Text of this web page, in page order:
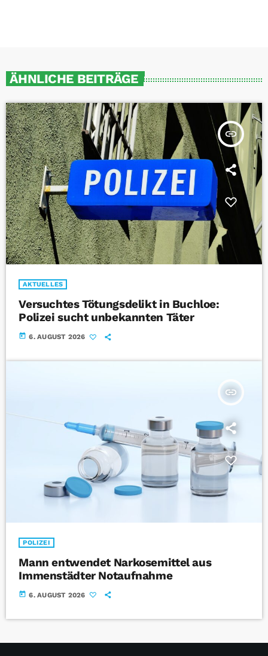
ÄHNLICHE BEITRÄGE
insert_link
AKTUELLES
Versuchtes Tötungsdelikt in Buchloe:
Polizei sucht unbekannten Täter
today 6. AUGUST 2026
insert_link
POLIZEI
Mann entwendet Narkosemittel aus
Immenstädter Notaufnahme
today 6. AUGUST 2026